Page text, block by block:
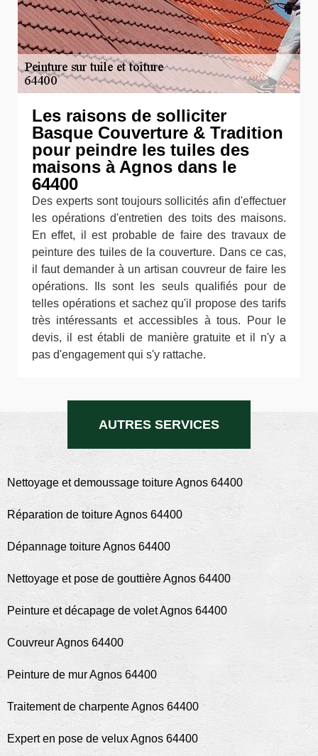
Les raisons de solliciter
Basque Couverture & Tradition
pour peindre les tuiles des
maisons à Agnos dans le
64400
Des experts sont toujours sollicités afin d'effectuer
les opérations d'entretien des toits des maisons.
En effet, il est probable de faire des travaux de
peinture des tuiles de la couverture. Dans ce cas,
il faut demander à un artisan couvreur de faire les
opérations. Ils sont les seuls qualifiés pour de
telles opérations et sachez qu'il propose des tarifs
très intéressants et accessibles à tous. Pour le
devis, il est établi de manière gratuite et il n'y a
pas d'engagement qui s'y rattache.
AUTRES SERVICES
Nettoyage et demoussage toiture Agnos 64400
Réparation de toiture Agnos 64400
Dépannage toiture Agnos 64400
Nettoyage et pose de gouttière Agnos 64400
Peinture et décapage de volet Agnos 64400
Couvreur Agnos 64400
Peinture de mur Agnos 64400
Traitement de charpente Agnos 64400
Expert en pose de velux Agnos 64400